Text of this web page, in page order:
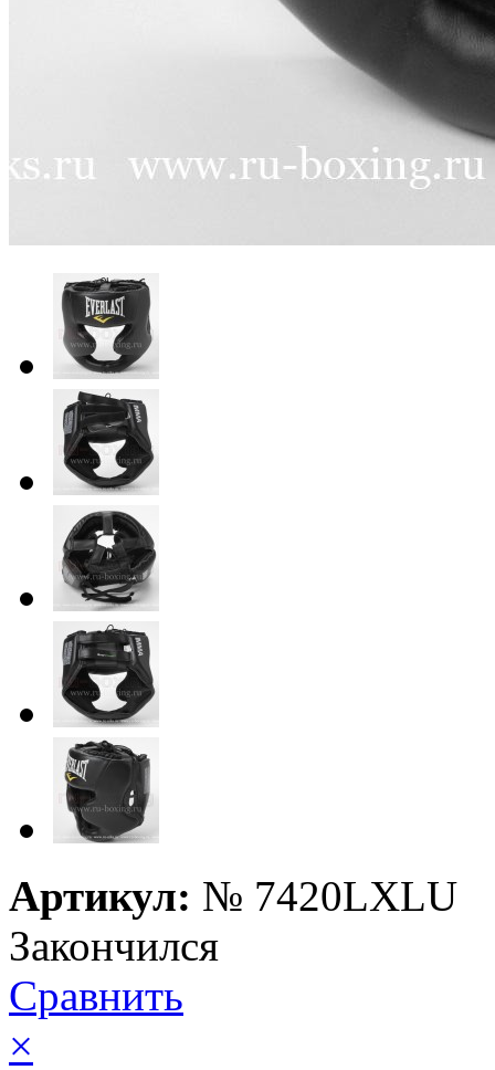
Артикул: № 7420LXLU
Закончился
Сравнить
×